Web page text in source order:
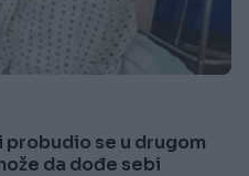
probudio se u drugom
da dođe sebi